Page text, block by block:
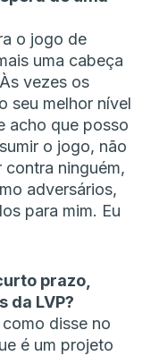
o jogo de
uma cabeça
vezes os
seu melhor nível
acho que posso
o jogo, não
contra ninguém,
adversários,
para mim. Eu
prazo,
da LVP?
disse no
é um projeto